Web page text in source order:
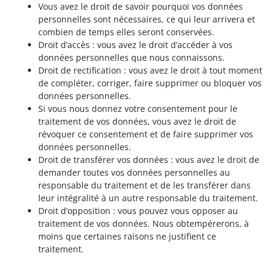
Vous avez le droit de savoir pourquoi vos données
personnelles sont nécessaires, ce qui leur arrivera et
combien de temps elles seront conservées.
Droit d’accès : vous avez le droit d’accéder à vos
données personnelles que nous connaissons.
Droit de rectification : vous avez le droit à tout moment
de compléter, corriger, faire supprimer ou bloquer vos
données personnelles.
Si vous nous donnez votre consentement pour le
traitement de vos données, vous avez le droit de
révoquer ce consentement et de faire supprimer vos
données personnelles.
Droit de transférer vos données : vous avez le droit de
demander toutes vos données personnelles au
responsable du traitement et de les transférer dans
leur intégralité à un autre responsable du traitement.
Droit d’opposition : vous pouvez vous opposer au
traitement de vos données. Nous obtempérerons, à
moins que certaines raisons ne justifient ce
traitement.